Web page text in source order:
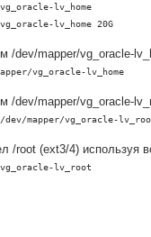
lv_home
lv_home 20G
/dev/mapper/vg_oracle-
vg_oracle-lv_home
/dev/mapper/vg_oracle-
dev/mapper/vg_oracle-
/root (ext3/4) используя
lv_root